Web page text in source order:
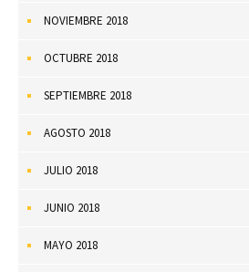
NOVIEMBRE 2018
OCTUBRE 2018
SEPTIEMBRE 2018
AGOSTO 2018
JULIO 2018
JUNIO 2018
MAYO 2018